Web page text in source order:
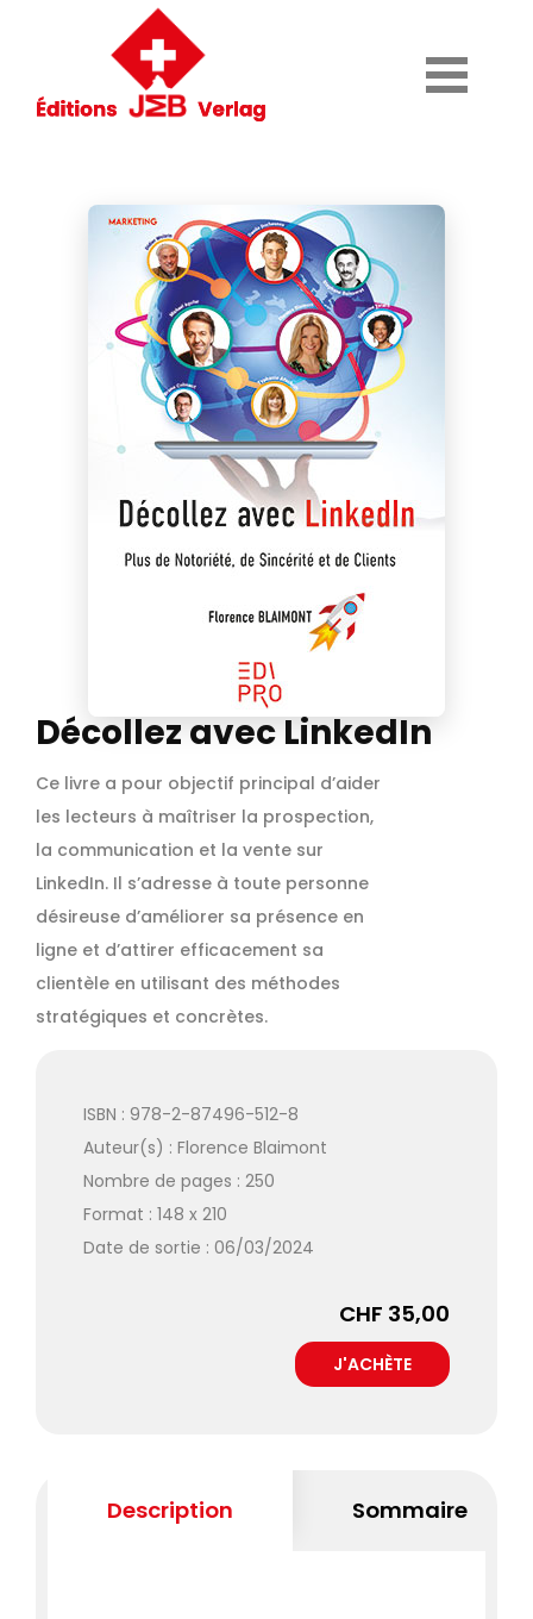
Décollez avec LinkedIn
Ce livre a pour objectif principal d’aider
les lecteurs à maîtriser la prospection,
la communication et la vente sur
LinkedIn. Il s’adresse à toute personne
désireuse d’améliorer sa présence en
ligne et d’attirer efficacement sa
clientèle en utilisant des méthodes
stratégiques et concrètes.
ISBN : 978-2-87496-512-8
Auteur(s) : Florence Blaimont
Nombre de pages : 250
Format : 148 x 210
Date de sortie : 06/03/2024
CHF 35,00
Description Sommaire